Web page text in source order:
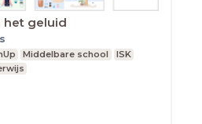
het geluid
Middelbare school
ISK